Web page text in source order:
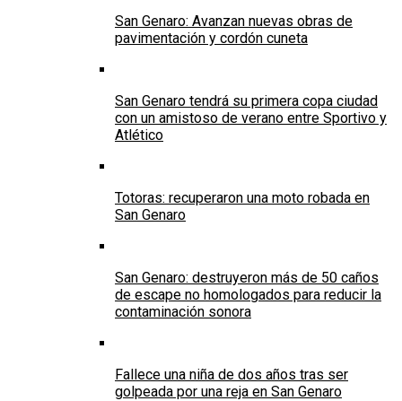
San Genaro: Avanzan nuevas obras de
pavimentación y cordón cuneta
San Genaro tendrá su primera copa ciudad
con un amistoso de verano entre Sportivo y
Atlético
Totoras: recuperaron una moto robada en
San Genaro
San Genaro: destruyeron más de 50 caños
de escape no homologados para reducir la
contaminación sonora
Fallece una niña de dos años tras ser
golpeada por una reja en San Genaro